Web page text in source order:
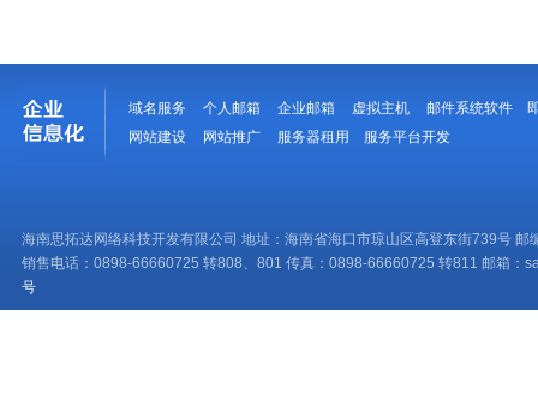
域名服务 个人邮箱 企业邮箱 虚拟主机 邮件系统软件
网站建设
网站推广 服务器租用 服务平台开发
海南思拓达网络科技开发有限公司 地址：海南省海口市琼山区高登东街739号 邮
销售电话：0898-66660725 转808、801 传真：0898-66660725 转811 邮箱：
号